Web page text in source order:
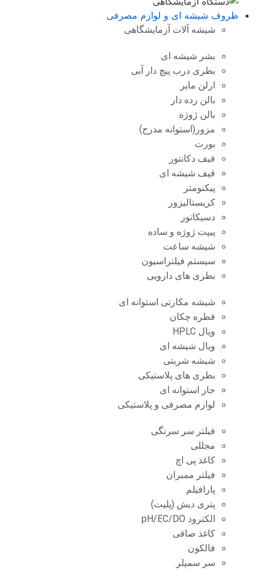
ظروف شیشه ای و لوازم مصرفی
شیشه آلات آزمایشگاهی
بشر شیشه ای
بطری درب پیچ دار آبی
ارلن مایر
بالن رده دار
بالن ژوژه
مزور(استوانه مدرج)
بورت
قیف دکانتور
قیف شیشه ای
پیکنومتر
کریستالیزور
دسیکاتور
پیپت ژوژه و ساده
شیشه ساعت
سیستم فیلتراسیون
بطری های دارویی
شیشه مکارتی استوانه ای
قطره چکان
ویال HPLC
ویال شیشه ای
شیشه شربتی
بطری های پلاستیکی
جار استوانه ای
لوازم مصرفی و پلاستیکی
فیلتر سر سرنگی
مجللی
کاغذ پی اچ
فیلتر ممبران
پارافیلم
پتری دیش (پلیت)
الکترود pH/EC/DO
کاغذ صافی
فالکون
سر سمپلر